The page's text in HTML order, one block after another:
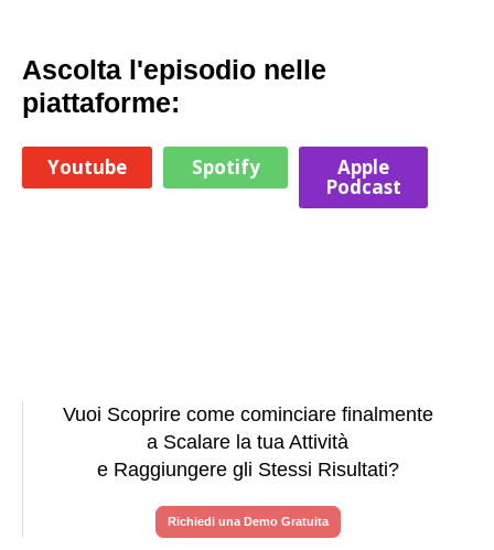
Ascolta l'episodio nelle
piattaforme:
Youtube Spotify Apple
Podcast
Vuoi Scoprire come cominciare finalmente
a Scalare la tua Attività
e Raggiungere gli Stessi Risultati?
Richiedi una Demo Gratuita